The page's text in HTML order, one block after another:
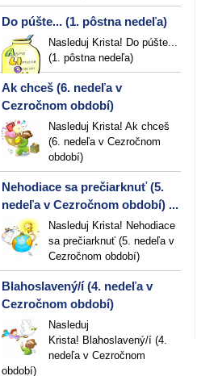
Do púšte... (1. pôstna nedeľa)
Nasleduj Krista! Do púšte...
(1. pôstna nedeľa)
Ak chceš (6. nedeľa v
Cezročnom období)
Nasleduj Krista! Ak chceš
(6. nedeľa v Cezročnom
období)
Nehodiace sa prečiarknuť (5.
nedeľa v Cezročnom období) ...
Nasleduj Krista! Nehodiace
sa prečiarknuť (5. nedeľa v
Cezročnom období)
Blahoslavený/í (4. nedeľa v
Cezročnom období)
Nasleduj
Krista! Blahoslavený/í (4.
nedeľa v Cezročnom
období)